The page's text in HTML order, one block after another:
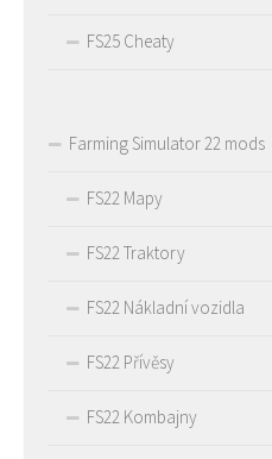
FS25 Cheaty
Farming Simulator 22 mods
FS22 Mapy
FS22 Traktory
FS22 Nákladní vozidla
FS22 Přívěsy
FS22 Kombajny